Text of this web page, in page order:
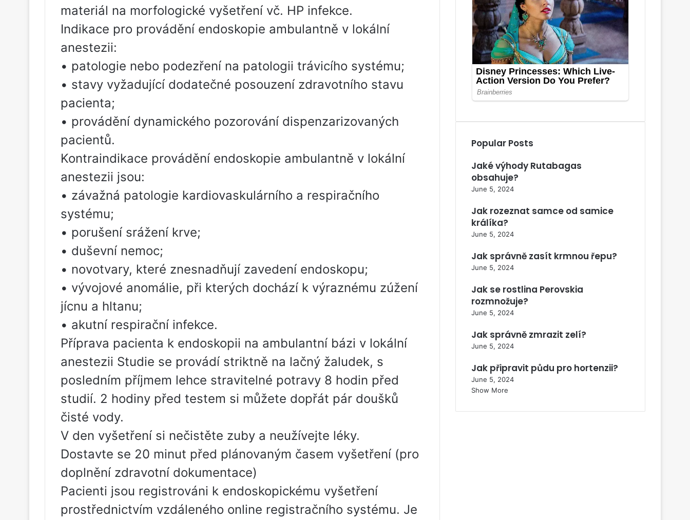
materiál na morfologické vyšetření vč. HP infekce.
Indikace pro provádění endoskopie ambulantně v lokální
anestezii:
• patologie nebo podezření na patologii trávicího systému;
• stavy vyžadující dodatečné posouzení zdravotního stavu
pacienta;
• provádění dynamického pozorování dispenzarizovaných
pacientů.
Kontraindikace provádění endoskopie ambulantně v lokální
anestezii jsou:
• závažná patologie kardiovaskulárního a respiračního
systému;
• porušení srážení krve;
• duševní nemoc;
• novotvary, které znesnadňují zavedení endoskopu;
• vývojové anomálie, při kterých dochází k výraznému zúžení
jícnu a hltanu;
• akutní respirační infekce.
Příprava pacienta k endoskopii na ambulantní bázi v lokální
anestezii Studie se provádí striktně na lačný žaludek, s
posledním příjmem lehce stravitelné potravy 8 hodin před
studií. 2 hodiny před testem si můžete dopřát pár doušků
čisté vody.
V den vyšetření si nečistěte zuby a neužívejte léky.
Dostavte se 20 minut před plánovaným časem vyšetření (pro
doplnění zdravotní dokumentace)
Pacienti jsou registrováni k endoskopickému vyšetření
prostřednictvím vzdáleného online registračního systému. Je
Popular Posts
Jaké výhody Rutabagas
obsahuje?
June 5, 2024
Jak rozeznat samce od samice
králíka?
June 5, 2024
Jak správně zasít krmnou řepu?
June 5, 2024
Jak se rostlina Perovskia
rozmnožuje?
June 5, 2024
Jak správně zmrazit zelí?
June 5, 2024
Jak připravit půdu pro hortenzii?
June 5, 2024
Show More